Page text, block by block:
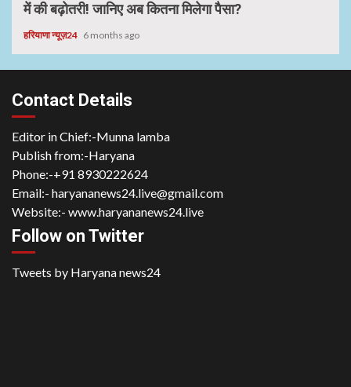
में की बढ़ोतरी! जानिए अब कितना मिलेगा पैसा?
हरियाणा न्यूज़24 6 months ago
Contact Details
Editor in Chief:-Munna lamba
Publish from:-Haryana
Phone:-+91 8930222624
Email:- haryananews24.live@gmail.com
Website:- www.haryananews24.live
Follow on Twitter
Tweets by Haryana news24